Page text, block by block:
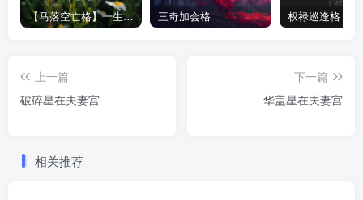
【马落空亡格】一生多变 -紫微斗数格局 三奇加会格 权禄巡逢格
上一篇
破碎星在夫妻宫
下一篇
华盖星在夫妻宫
相关推荐